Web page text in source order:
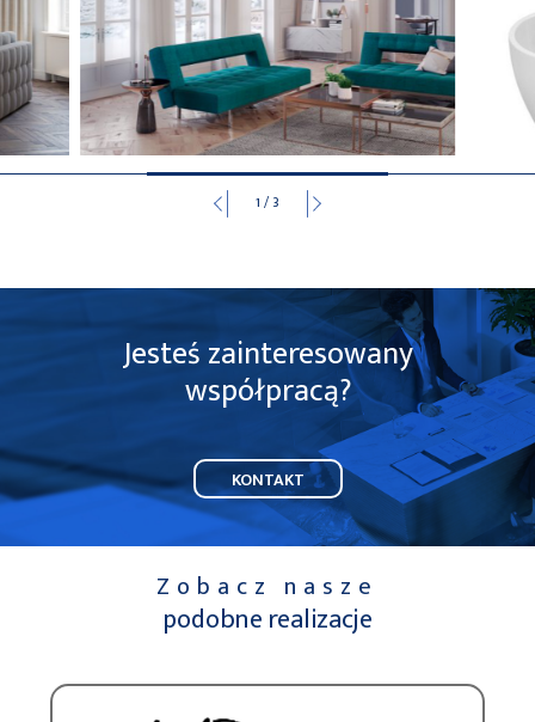
1 / 3
Jesteś zainteresowany
współpracą?
KONTAKT
Zobacz nasze
podobne realizacje